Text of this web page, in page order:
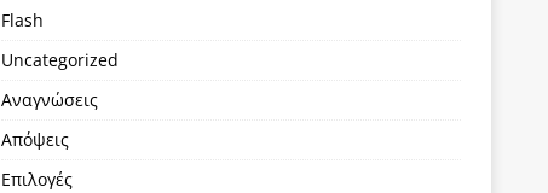
Flash
Uncategorized
Αναγνώσεις
Απόψεις
Επιλογές